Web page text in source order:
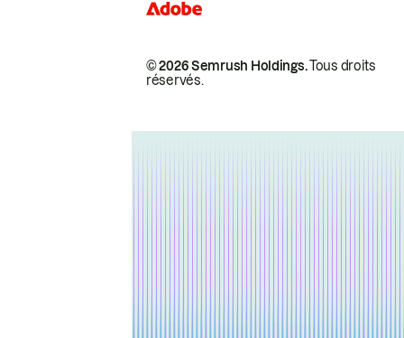
© 2026 Semrush Holdings.Tous droits
réservés.